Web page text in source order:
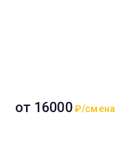
от 16000₽/смена